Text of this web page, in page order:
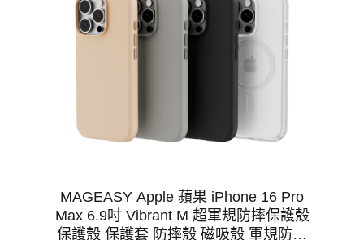
MAGEASY Apple 蘋果 iPhone 16 Pro
Max 6.9吋 Vibrant M 超軍規防摔保護殼
保護殼 保護套 防摔殼 磁吸殼 軍規防摔